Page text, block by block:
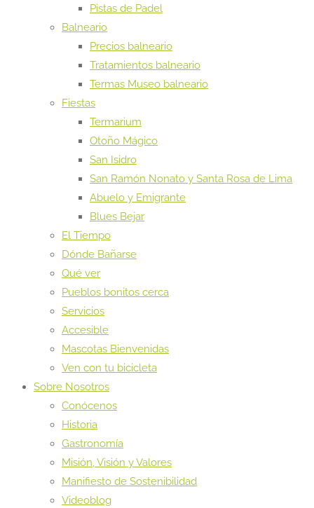
Pistas de Padel
Balneario
Precios balneario
Tratamientos balneario
Termas Museo balneario
Fiestas
Termarium
Otoño Mágico
San Isidro
San Ramón Nonato y Santa Rosa de Lima
Abuelo y Emigrante
Blues Bejar
El Tiempo
Dónde Bañarse
Qué ver
Pueblos bonitos cerca
Servicios
Accesible
Mascotas Bienvenidas
Ven con tu bicicleta
Sobre Nosotros
Conócenos
Historia
Gastronomía
Misión, Visión y Valores
Manifiesto de Sostenibilidad
Videoblog